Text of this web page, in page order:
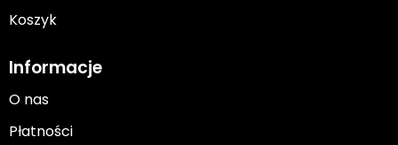
Koszyk
Informacje
O nas
Płatności